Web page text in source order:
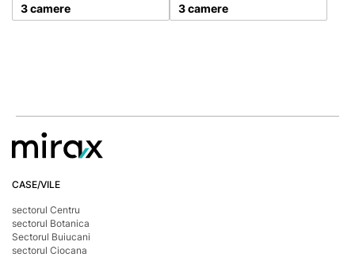
3 camere 3 camere
CASE/VILE
sectorul Centru
sectorul Botanica
Sectorul Buiucani
sectorul Ciocana